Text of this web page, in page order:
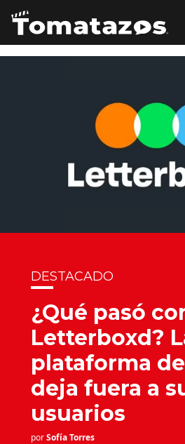
DESTACADO
¿Qué pasó
Letterboxd?
plataforma
deja fuera a
usuarios
porSofía Torres